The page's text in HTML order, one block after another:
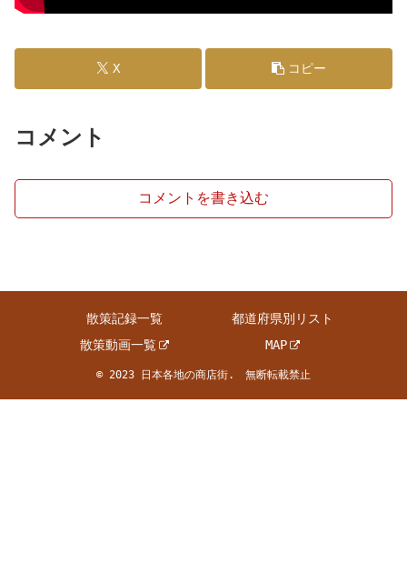
X コピー
コメント
コメントを書き込む
散策記録一覧
都道府県別リスト
散策動画一覧
MAP
© 2023 日本各地の商店街. 無断転載禁止